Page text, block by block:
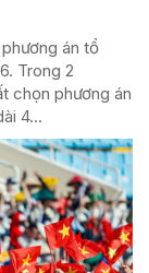
án tổ
Trong 2
chọn phương án
4...